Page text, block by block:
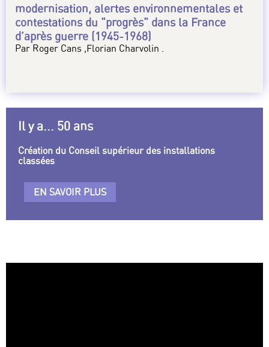
modernisation, alertes environnementales et
contestations du "progrès" dans la France
d’après guerre (1945-1968)
Par Roger Cans ,Florian Charvolin .
Il y a... 50 ans
Création du Conseil supérieur des installations
classées
EN SAVOIR PLUS